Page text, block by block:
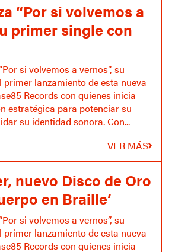
“Por si volvemos a
primer single con
si volvemos a vernos”, su
primer lanzamiento de esta nueva
Records con quienes inicia
estratégica para potenciar su
su identidad sonora. Con...
VER MÁS
nuevo Disco de Oro
en Braille’
si volvemos a vernos”, su
primer lanzamiento de esta nueva
Records con quienes inicia